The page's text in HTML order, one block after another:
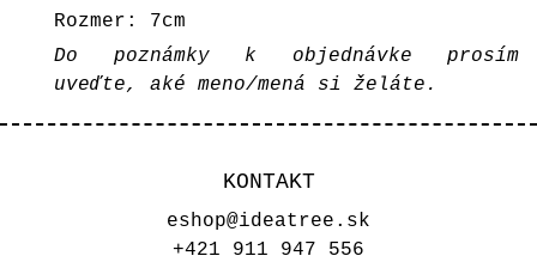
Rozmer: 7cm
Do poznámky k objednávke prosím
uveďte, aké meno/mená si želáte.
KONTAKT
eshop@ideatree.sk
+421 911 947 556